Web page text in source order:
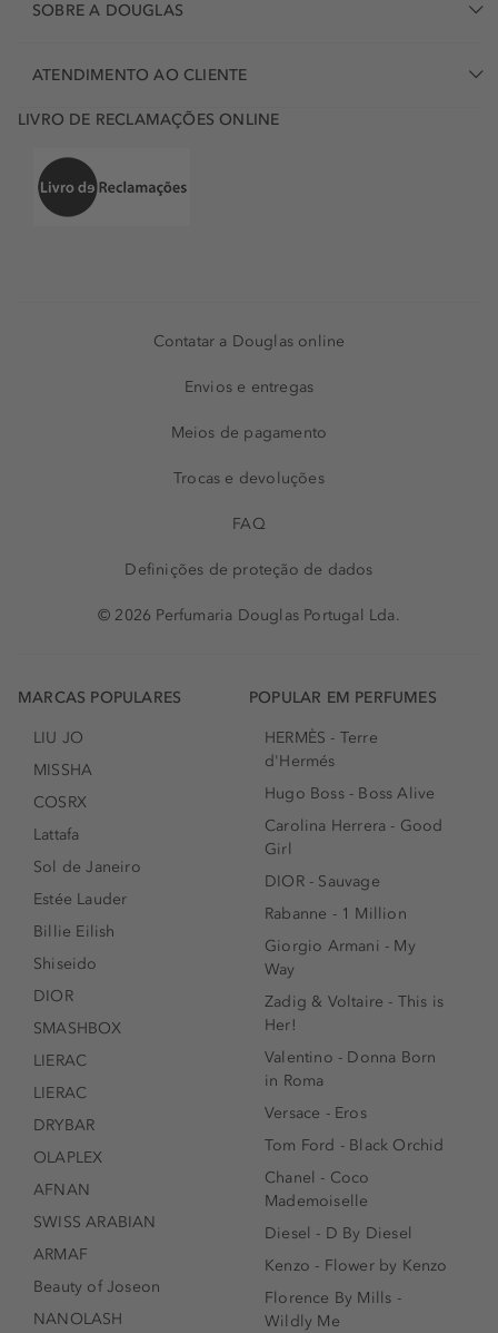
Shu Uemura em Portugal
digno de spa com estes shampoos e tratamentos de luxo
SOBRE A DOUGLAS
ATENDIMENTO AO CLIENTE
LIVRO DE RECLAMAÇÕES ONLINE
Contatar a Douglas online
Envios e entregas
Meios de pagamento
Trocas e devoluções
FAQ
Definições de proteção de dados
© 2026 Perfumaria Douglas Portugal Lda.
MARCAS POPULARES
LIU JO
MISSHA
COSRX
Lattafa
Sol de Janeiro
Estée Lauder
Billie Eilish
Shiseido
DIOR
SMASHBOX
LIERAC
LIERAC
DRYBAR
OLAPLEX
AFNAN
SWISS ARABIAN
ARMAF
Beauty of Joseon
NANOLASH
POPULAR EM PERFUMES
HERMÈS - Terre
d'Hermés
Hugo Boss - Boss Alive
Carolina Herrera - Good
Girl
DIOR - Sauvage
Rabanne - 1 Million
Giorgio Armani - My
Way
Zadig & Voltaire - This is
Her!
Valentino - Donna Born
in Roma
Versace - Eros
Tom Ford - Black Orchid
Chanel - Coco
Mademoiselle
Diesel - D By Diesel
Kenzo - Flower by Kenzo
Florence By Mills -
Wildly Me